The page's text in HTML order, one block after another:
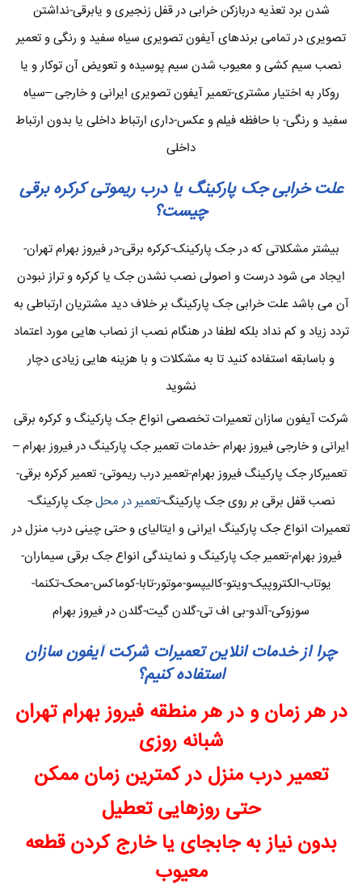
شدن برد تعذیه دربازکن خرابی در قفل زنجیری و یابرقی-نداشتن
تصویری در تمامی برندهای آیفون تصویری سیاه سفید و رنگی و تعمیر
نصب سیم کشی و معیوب شدن سیم پوسیده و تعویض آن توکار و یا
روکار به اختیار مشتری-تعمیر آیفون تصویری ایرانی و خارجی –سیاه
سفید و رنگی- با حافظه فیلم و عکس-داری ارتباط داخلی یا بدون ارتباط
داخلی
علت خرابی جک پارکینگ یا درب ریموتی کرکره برقی
چیست؟
بیشتر مشکلاتی که در جک پارکینک-کرکره برقی-در فیروز بهرام تهران-
ایجاد می شود درست و اصولی نصب نشدن جک یا کرکره و تراز نبودن
آن می باشد علت خرابی جک پارکینگ بر خلاف دید مشتریان ارتباطی به
تردد زیاد و کم نداد بلکه لطفا در هنگام نصب از نصاب هایی مورد اعتماد
و باسابقه استفاده کنید تا به مشکلات و با هزینه هایی زیادی دچار
نشوید
شرکت آیفون سازان تعمیرات تخصصی انواع جک پارکینگ و کرکره برقی
ایرانی و خارجی فیروز بهرام -خدمات تعمیر جک پارکینگ در فیروز بهرام –
تعمیرکار جک پارکینگ فیروز بهرام-تعمیر درب ریموتی- تعمیر کرکره برقی-
نصب قفل برقی بر روی جک پارکینگ-تعمیر در محلجک پارکینگ-
تعمیرات انواع جک پارکینگ ایرانی و ایتالیای و حتی چینی درب منزل در
فیروز بهرام-تعمیر جک پارکینگ و نمایندگی انواع جک برقی سیماران-
یوتاب-الکتروپیک-ویتو-کالیپسو-موتور-تابا-کوماکس-محک-تکنما-
سوزوکی-آلدو-بی اف تی-گلدن گیت-گلدن در فیروز بهرام
چرا از خدمات انلاین تعمیرات شرکت آیفون سازان
استفاده کنیم؟
در هر زمان و در هر منطقه فیروز بهرام تهران
شبانه روزی
تعمیر درب منزل در کمترین زمان ممکن
حتی روزهایی تعطیل
بدون نیاز به جابجای یا خارج کردن قطعه
معیوب